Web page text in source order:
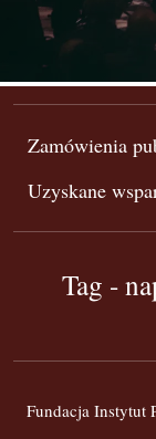
Zamówienia
Uzyskane
Tag -
Fundacja Instytut